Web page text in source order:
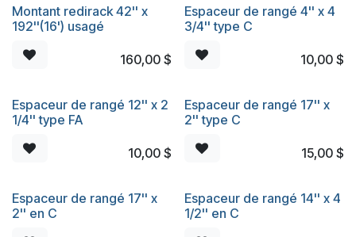
Montant redirack 42'' x
192''(16') usagé
160,00$
Espaceur de rangé 4'' x 4
3/4'' type C
10,00$
Espaceur de rangé 12'' x 2
1/4'' type FA
10,00$
Espaceur de rangé 17'' x
2'' type C
15,00$
Espaceur de rangé 17'' x
2'' en C
Espaceur de rangé 14'' x 4
1/2'' en C